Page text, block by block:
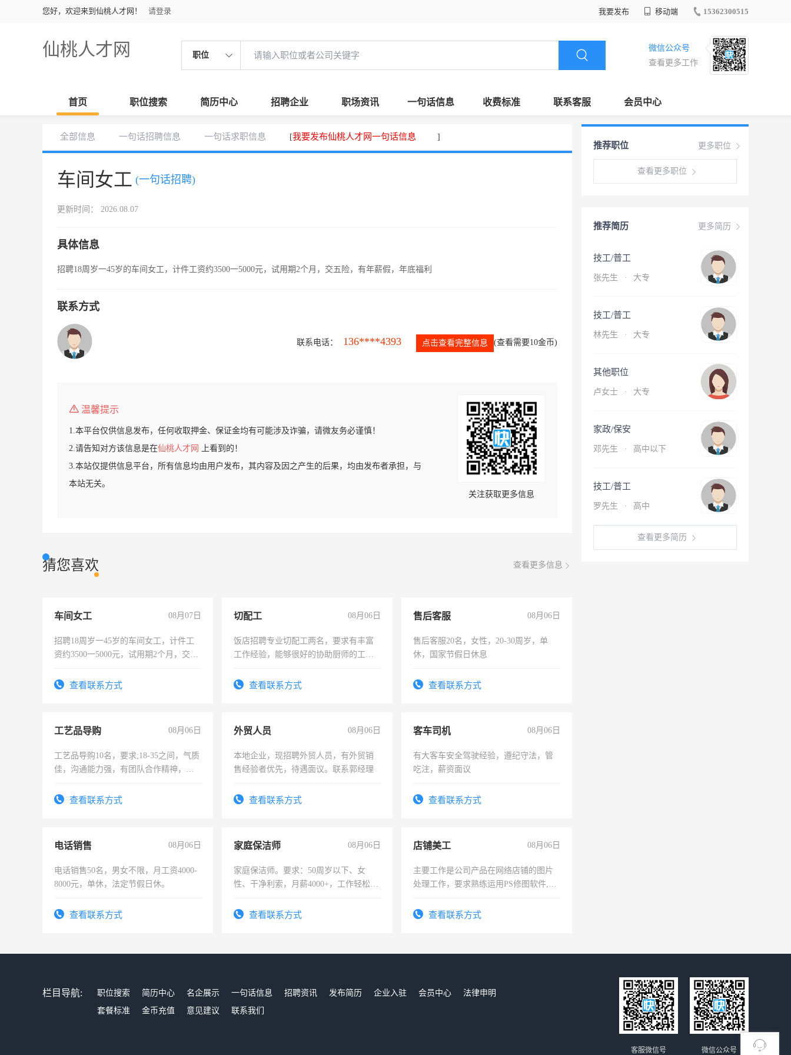
您好，欢迎来到仙桃人才网！ 请登录 我要发布 移动端 15362300515
仙桃人才网 职位
微信公众号
查看更多工作
首页 职位搜索 简历中心 招聘企业 职场资讯 一句话信息 收费标准 联系客服 会员中心
全部信息 一句话招聘信息 一句话求职信息 [我要发布仙桃人才网一句话信息 ]
车间女工 (一句话招聘)
更新时间： 2026.08.07
具体信息
招聘18周岁一45岁的车间女工，计件工资约3500一5000元，试用期2个月，交五险，有年薪假，年底福利
联系方式
联系电话： 136****4393 点击查看完整信息 (查看需要10金币)
温馨提示
1.本平台仅供信息发布，任何收取押金、保证金均有可能涉及诈骗，请微友务必谨慎！
2.请告知对方该信息是在仙桃人才网
上看到的！
3.本站仅提供信息平台，所有信息均由用户发布，其内容及因之产生的后果，均由发布者承担，与
本站无关。
关注获取更多信息
猜您喜欢 查看更多信息
车间女工 08月07日
招聘18周岁一45岁的车间女工，计件工
资约3500一5000元，试用期2个月，交五
查看联系方式
切配工 08月06日
饭店招聘专业切配工两名，要求有丰富
工作经验，能够很好的协助厨师的工
4500。查看联系方式
售后客服 08月06日
售后客服20名，女性，20-30周岁，单
休，国家节假日休息
查看联系方式
工艺品导购 08月06日
工艺品导购10名，要求;18-35之间，气质
佳，沟通能力强，有团队合作精神，有
查看联系方式
外贸人员 08月06日
本地企业，现招聘外贸人员，有外贸销
售经验者优先，待遇面议。联系郭经理
查看联系方式
客车司机 08月06日
有大客车安全驾驶经验，遵纪守法，管
吃注，薪资面议
查看联系方式
电话销售 08月06日
电话销售50名，男女不限，月工资4000-
8000元，单休，法定节假日休。
查看联系方式
家庭保洁师 08月06日
家庭保洁师。要求：50周岁以下、女
性、干净利索，月薪4000+，工作轻松，
太太等。查看联系方式
店铺美工 08月06日
主要工作是公司产品在网络店铺的图片
处理工作，要求熟练运用PS修图软件,工
查看联系方式
更多职位
推荐职位
查看更多职位
更多简历
推荐简历
技工/普工
张先生 · 大专
技工/普工
林先生 · 大专
其他职位
卢女士 · 大专
家政/保安
邓先生 · 高中以下
技工/普工
罗先生 · 高中
查看更多简历
栏目导航: 职位搜索 简历中心 名企展示 一句话信息 招聘资讯 发布简历 企业入驻 会员中心
法律申明
套餐标准
金币充值 意见建议 联系我们
微信公众号
客服微信号